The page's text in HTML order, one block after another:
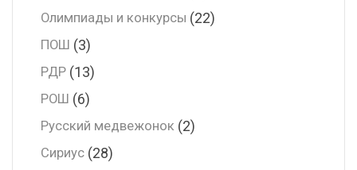
Олимпиады и конкурсы (22)
ПОШ (3)
РДР (13)
РОШ (6)
Русский медвежонок (2)
Сириус (28)